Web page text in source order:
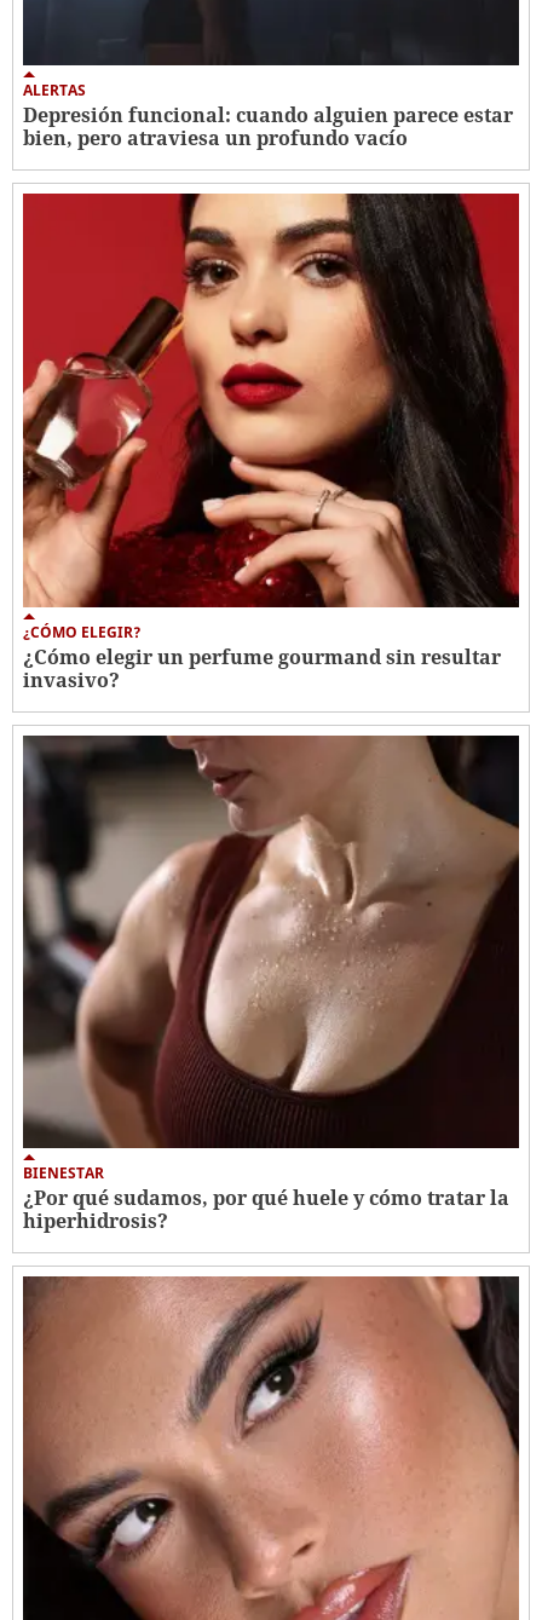
ALERTAS
Depresión funcional: cuando alguien parece estar
bien, pero atraviesa un profundo vacío
¿CÓMO ELEGIR?
¿Cómo elegir un perfume gourmand sin resultar
invasivo?
BIENESTAR
¿Por qué sudamos, por qué huele y cómo tratar la
hiperhidrosis?